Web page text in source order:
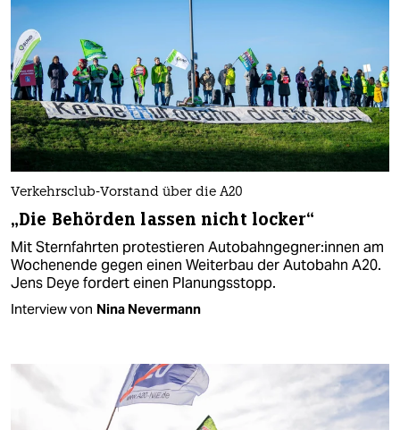
Verkehrsclub-Vorstand über die A20
„Die Behörden lassen nicht locker“
Mit Sternfahrten protestieren Au­to­bahn­geg­ne­r:in­nen am
Wochenende gegen einen Weiterbau der Autobahn A20.
Jens Deye fordert einen Planungsstopp.
Interview von Nina Nevermann